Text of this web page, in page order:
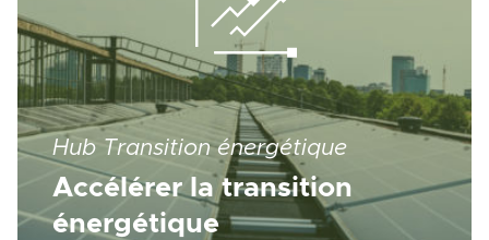
Hub Transition énergétique
Accélérer la transition
énergétique